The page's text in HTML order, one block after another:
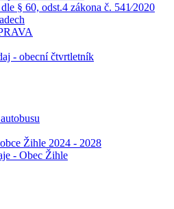
§ 60, odst.4 zákona č. 541⁄2020
- obecní čtvrtletník
Žihle 2024 - 2028
- Obec Žihle